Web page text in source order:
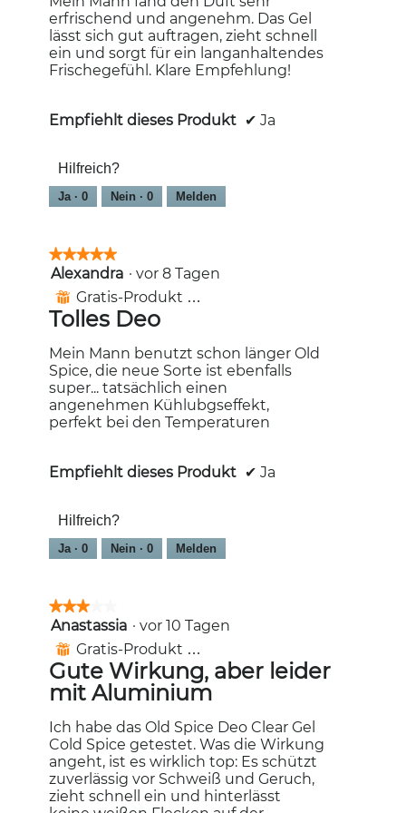
erfrischend und angenehm. Das Gel
lässt sich gut auftragen, zieht schnell
ein und sorgt für ein langanhaltendes
Frischegefühl. Klare Empfehlung!
Empfiehlt dieses Produkt ✔ Ja
Hilfreich?
Ja · 0 Nein · 0 Melden
★★★★★
★★★★★
5
von
Sternen.
Alexandra · vor 8 Tagen
⊞ Gratis-Produkt erhalten
Tolles Deo
Mein Mann benutzt schon länger Old
Spice, die neue Sorte ist ebenfalls
super... tatsächlich einen
angenehmen Kühlubgseffekt,
perfekt bei den Temperaturen
Empfiehlt dieses Produkt ✔ Ja
Hilfreich?
Ja · 0 Nein · 0 Melden
★★★★★
★★★★★
3
von
Sternen.
Anastassia · vor 10 Tagen
⊞ Gratis-Produkt erhalten
Gute Wirkung, aber leider
mit Aluminium
Ich habe das Old Spice Deo Clear Gel
Cold Spice getestet. Was die Wirkung
angeht, ist es wirklich top: Es schützt
zuverlässig vor Schweiß und Geruch,
zieht schnell ein und hinterlässt